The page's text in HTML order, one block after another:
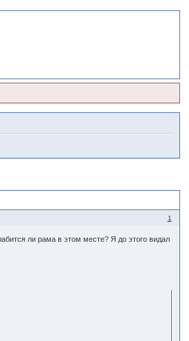
1
ли рама в этом месте? Я до этого видал